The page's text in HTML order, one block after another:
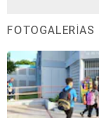
FOTOGALERÍAS